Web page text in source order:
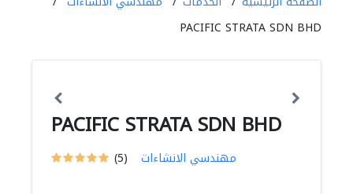
PACIFIC STRATA SDN BHD
PACIFIC STRATA SDN BHD
(5) مهندسي الانشاءات